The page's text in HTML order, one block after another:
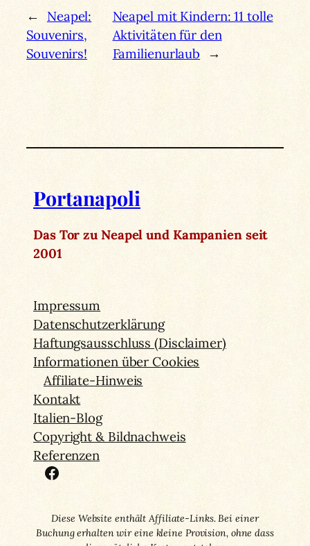
←
Neapel:
Souvenirs,
Souvenirs!
Neapel mit Kindern: 11 tolle
Aktivitäten für den
Familienurlaub
→
Portanapoli
Das Tor zu Neapel und Kampanien seit
2001
Impressum
Datenschutzerklärung
Haftungsausschluss (Disclaimer)
Informationen über Cookies
Affiliate-Hinweis
Kontakt
Italien-Blog
Copyright & Bildnachweis
Referenzen
Facebook
Diese Website enthält Affiliate-Links. Bei einer
Buchung erhalten wir eine kleine Provision, ohne dass